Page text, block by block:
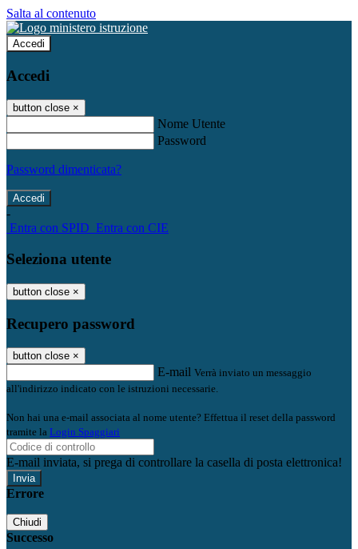
Salta al contenuto
Accedi
Accedi
button close ×
Nome Utente
Password
Password dimenticata?
-
Entra con SPID Entra con CIE
Seleziona utente
button close ×
Recupero password
button close ×
E-mail Verrà inviato un messaggio
all'indirizzo indicato con le istruzioni necessarie.
Non hai una e-mail associata al nome utente? Effettua il reset della password
tramite la Login Spaggiari
E-mail inviata, si prega di controllare la casella di posta elettronica!
Errore
Chiudi
Successo